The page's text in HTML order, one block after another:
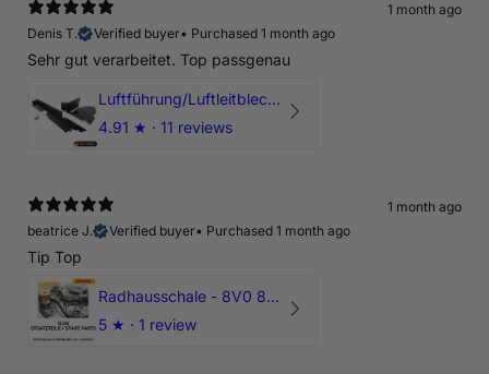
1 month ago
Denis T.
Verified buyer• Purchased 1 month ago
Sehr gut verarbeitet. Top passgenau
Luftführung/Luftleitblech 5" 125mm offene Ansaugung HPerformance
4.91 ★ · 11 reviews
1 month ago
beatrice J.
Verified buyer• Purchased 1 month ago
Tip Top
Radhausschale - 8V0 821 191 C - Original Ersatzteil für Audi RS3 Sportback
5 ★ · 1 review